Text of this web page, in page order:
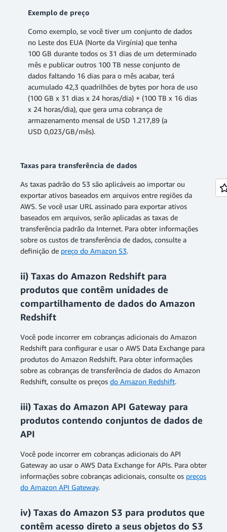
Exemplo de preço
Como exemplo, se você tiver um conjunto de dados
no Leste dos EUA (Norte da Virgínia) que tenha
100 GB durante todos os 31 dias de um determinado
mês e publicar outros 100 TB nesse conjunto de
dados faltando 16 dias para o mês acabar, terá
acumulado 42,3 quadrilhões de bytes por hora de uso
(100 GB x 31 dias x 24 horas/dia) + (100 TB x 16 dias
x 24 horas/dia), que gera uma cobrança de
armazenamento mensal de USD 1.217,89 (a
USD 0,023/GB/mês).
Taxas para transferência de dados
As taxas padrão do S3 são aplicáveis ao importar ou
exportar ativos baseados em arquivos entre regiões da
AWS. Se você usar URL assinado para exportar ativos
baseados em arquivos, serão aplicadas as taxas de
transferência padrão da Internet. Para obter informações
sobre os custos de transferência de dados, consulte a
definição de preço do Amazon S3.
ii) Taxas do Amazon Redshift para
produtos que contêm unidades de
compartilhamento de dados do Amazon
Redshift
Você pode incorrer em cobranças adicionais do Amazon
Redshift para configurar e usar o AWS Data Exchange para
produtos do Amazon Redshift. Para obter informações
sobre as cobranças de transferência de dados do Amazon
Redshift, consulte os preços do Amazon Redshift.
iii) Taxas do Amazon API Gateway para
produtos contendo conjuntos de dados de
API
Você pode incorrer em cobranças adicionais do API
Gateway ao usar o AWS Data Exchange for APIs. Para obter
informações sobre cobranças adicionais, consulte os preços
do Amazon API Gateway.
iv) Taxas do Amazon S3 para produtos que
contêm acesso direto a seus objetos do S3